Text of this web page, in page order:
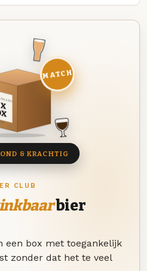
CLUB
bier
een box met toegankelijk
zonder dat het te veel
MATCH
& KRACHTIG